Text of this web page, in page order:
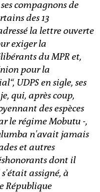
compagnons de
des 13
la lettre ouverte
exiger la
du MPR et,
pour la
UDPS en sigle, ses
qui, après coup,
des espèces
le régime Mobutu -,
n'avait jamais
et autres
dont il
assigné, à
République